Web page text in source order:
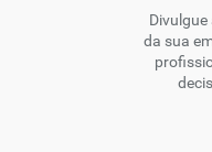
da sua